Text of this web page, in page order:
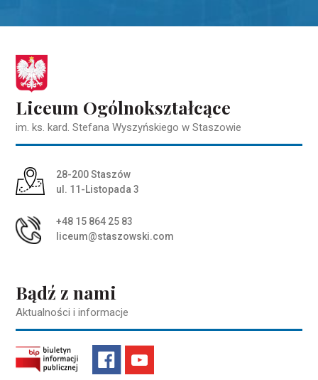
Liceum Ogólnokształcące
im. ks. kard. Stefana Wyszyńskiego w Staszowie
Adres pocztowy:
28-200 Staszów
ul. 11-Listopada 3
+48 15 864 25 83
liceum@staszowski.com
Bądź z nami
Aktualności i informacje